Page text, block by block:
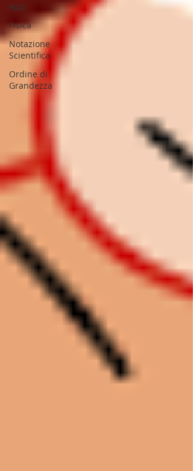
App
Fisica
Notazione
Scientifica
Ordine di
Grandezza